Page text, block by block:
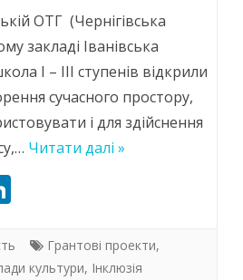
ОТГ (Чернігівська
закладі Іванівська
І – ІІІ ступенів відкрили
сучасного простору,
і для здійснення
Читати далі »
k Грантові проекти,
культури, Інклюзія